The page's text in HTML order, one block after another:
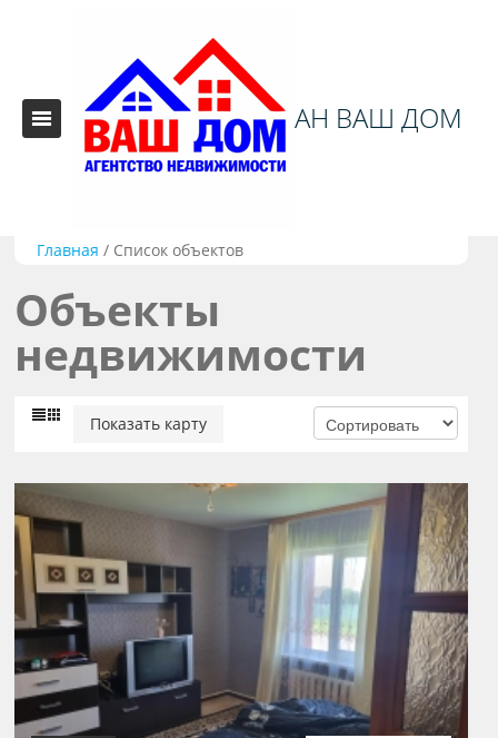
АН ВАШ ДОМ
Главная / Список объектов
Объекты
недвижимости
Показать карту